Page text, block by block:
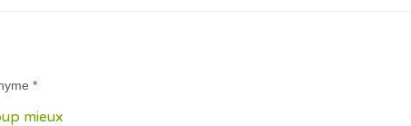
*
mieux